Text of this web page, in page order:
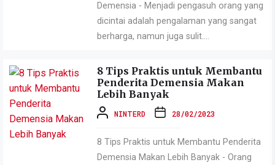
Demensia - Menjadi pengasuh orang yang
dicintai adalah pengalaman yang sangat
berharga, namun juga sulit....
8 Tips Praktis untuk Membantu
Penderita Demensia Makan
Lebih Banyak
NINTERD 28/02/2023
8 Tips Praktis untuk Membantu Penderita
Demensia Makan Lebih Banyak - Orang